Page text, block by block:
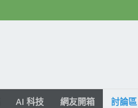
AI 科技 網友開箱 討論區